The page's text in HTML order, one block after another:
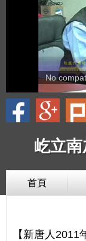
No
屹立
首頁
【新唐人